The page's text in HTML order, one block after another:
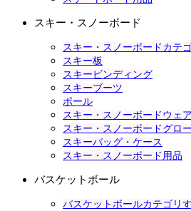
スキー・スノーボード
スキー・スノーボードカテ
スキー板
スキービンディング
スキーブーツ
ポール
スキー・スノーボードウェア
スキー・スノーボードグロ
スキーバッグ・ケース
スキー・スノーボード用品
バスケットボール
バスケットボールカテゴリ